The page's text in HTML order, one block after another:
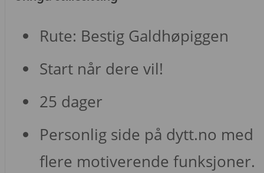
Rute: Bestig Galdhøpiggen
Start når dere vil!
25 dager
Personlig side på dytt.no med
flere motiverende funksjoner.